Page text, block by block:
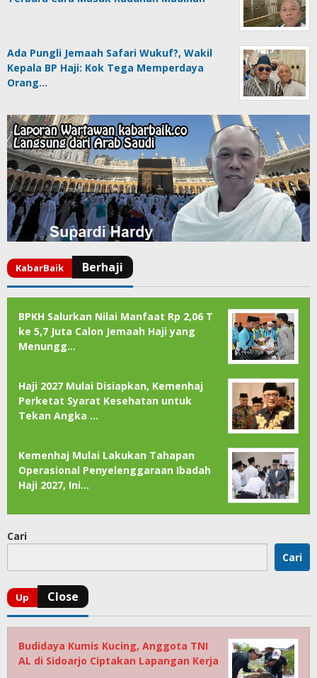
Ada Pungli Jemaah Safari Wukuf?, Wakil
Kepala BP Haji: Kok Tega Memperdaya
Orang…
BPKH Salurkan Nilai Manfaat Rp 2,06 T
ke 5,7 Juta Calon Jemaah Haji yang
Menungg…
Haji 2027 Mulai Disiapkan, Kemenhaj
Perketat Syarat Kesehatan untuk
Tekan Angka …
Kemenhaj Mulai Lakukan Tahapan
Operasional Penyelenggaraan Ibadah
Haji 2027, Ini…
Cari
Cari
Budidaya Kumis Kucing, Anggota TNI
AL di Sidoarjo Ciptakan Lapangan Kerja